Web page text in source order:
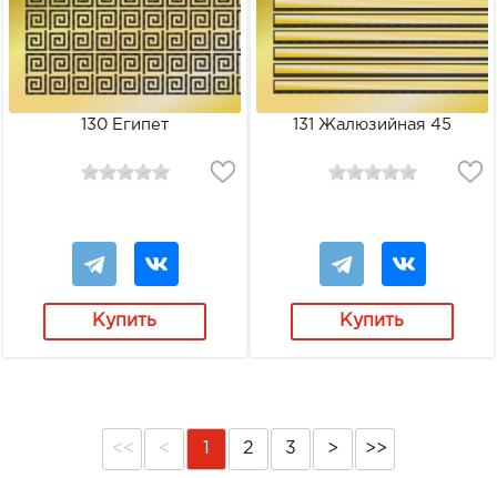
130 Египет
Купить
131 Жалюзийная 45
Купить
<< < 2 3 > >>